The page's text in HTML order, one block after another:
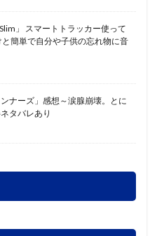
」 スマートトラッカー使って
簡単で自分や子供の忘れ物に音
ナーズ」感想～涙腺崩壊。とに
タバレあり